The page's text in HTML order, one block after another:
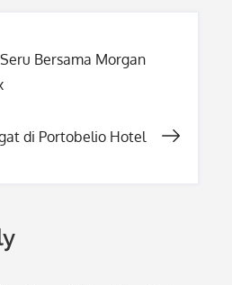
Bersama Morgan
di Portobelio Hotel